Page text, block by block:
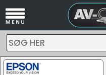
SØG HER